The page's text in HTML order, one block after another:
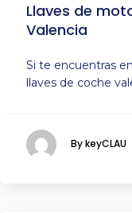
Llaves de
Valencia
Si te encuentras
llaves de coche
By keyCLAU